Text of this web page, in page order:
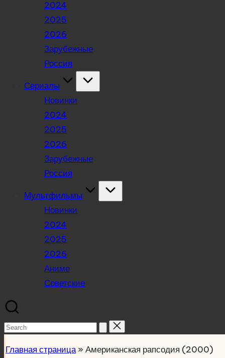
2024
2025
2026
Зарубежные
Россия
Сериалы
Новинки
2024
2025
2026
Зарубежные
Россия
Мультфильмы
Новинки
2024
2025
2026
Аниме
Советские
Search
Главная страница» Американская рапсодия (2000)